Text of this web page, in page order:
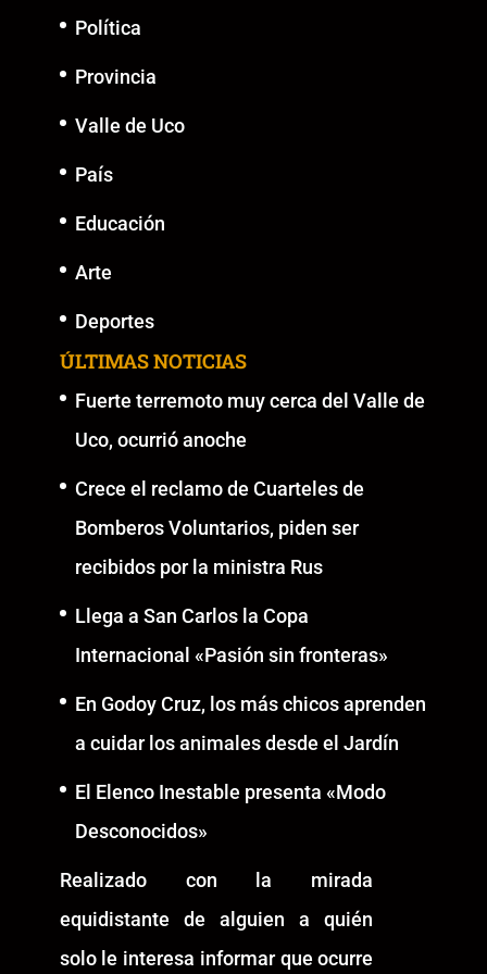
Política
Provincia
Valle de Uco
País
Educación
Arte
Deportes
ÚLTIMAS NOTICIAS
Fuerte terremoto muy cerca del Valle de
Uco, ocurrió anoche
Crece el reclamo de Cuarteles de
Bomberos Voluntarios, piden ser
recibidos por la ministra Rus
Llega a San Carlos la Copa
Internacional «Pasión sin fronteras»
En Godoy Cruz, los más chicos aprenden
a cuidar los animales desde el Jardín
El Elenco Inestable presenta «Modo
Desconocidos»
Realizado con la mirada
equidistante de alguien a quién
solo le interesa informar que ocurre